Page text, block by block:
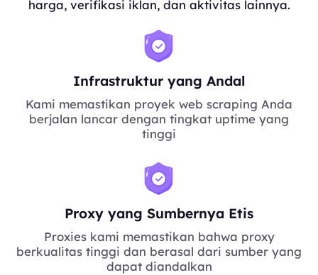
harga, verifikasi iklan, dan aktivitas lainnya.
Infrastruktur yang Andal
Kami memastikan proyek web scraping Anda
berjalan lancar dengan tingkat uptime yang
tinggi
Proxy yang Sumbernya Etis
Proxies kami memastikan bahwa proxy
berkualitas tinggi dan berasal dari sumber yang
dapat diandalkan